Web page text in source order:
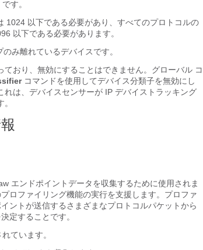
す。
1024 以下である必要があり、すべてのプロトコルの
以下である必要があります。
み離れているデバイスです。
おり、無効にすることはできません。グローバル コ
コマンドを使用してデバイス分類子を無効にし
は、デバイスセンサーが IP デバイストラッキング
エンドポイントデータを収集するために使用されま
ロファイリング機能の実行を支援します。プロファ
ントが送信するさまざまなプロトコルパケットから
定することです。
ています。